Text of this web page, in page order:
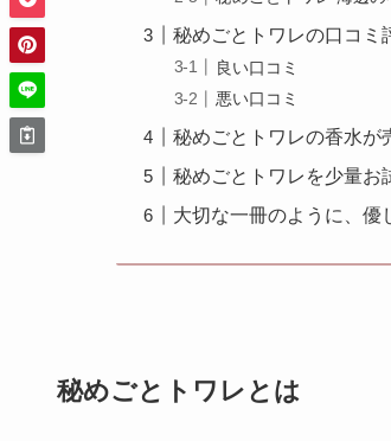
秘めごとトワレの口コミ
良い口コミ
悪い口コミ
秘めごとトワレの香水が
秘めごとトワレを少量お
大切な一冊のように、優
秘めごとトワレとは